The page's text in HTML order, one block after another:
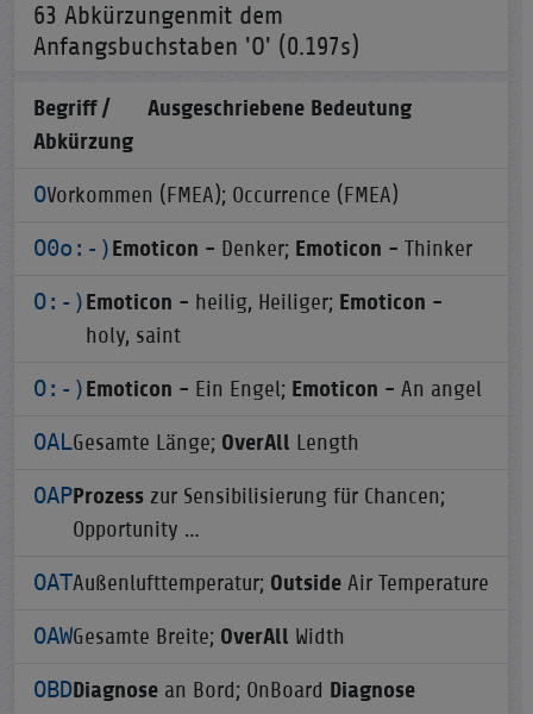
63 Abkürzungenmit dem
Anfangsbuchstaben 'O' (0.197s)
Begriff /
Abkürzung
Ausgeschriebene Bedeutung
OVorkommen (FMEA); Occurrence (FMEA)
O0o:-)Emoticon - Denker; Emoticon - Thinker
O:-)Emoticon - heilig, Heiliger; Emoticon -
holy, saint
O:-)Emoticon - Ein Engel; Emoticon - An angel
OALGesamte Länge; OverAll Length
OAPProzess zur Sensibilisierung für Chancen;
Opportunity …
OATAußenlufttemperatur; Outside Air Temperature
OAWGesamte Breite; OverAll Width
OBDDiagnose an Bord; OnBoard Diagnose